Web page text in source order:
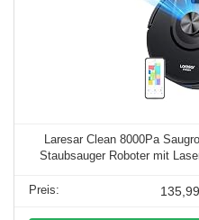
Laresar Clean 8000Pa
Staubsauger Roboter mit